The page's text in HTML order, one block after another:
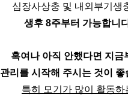
심장사상충 및 내외부기생
생후 8주부터 가능합니
혹여나 아직 안했다면 지금
관리를 시작해 주시는 것이 좋
특히 모기가 많이 활동하